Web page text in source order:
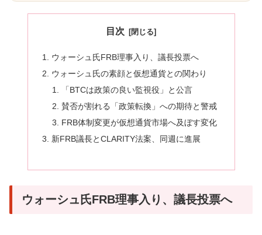
目次
ウォーシュ氏FRB理事入り、議長投票へ
ウォーシュ氏の素顔と仮想通貨との関わり
「BTCは政策の良い監視役」と公言
賛否が割れる「政策転換」への期待と警戒
FRB体制変更が仮想通貨市場へ及ぼす変化
新FRB議長とCLARITY法案、同週に進展
ウォーシュ氏FRB理事入り、議長投票へ